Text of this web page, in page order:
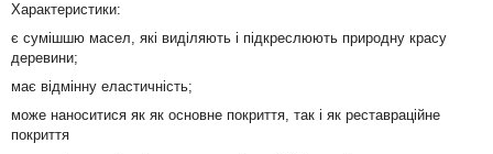
Характеристики:
є сумішшю масел, які виділяють і підкреслюють природну красу
деревини;
має відмінну еластичність;
може наноситися як як основне покриття, так і як реставраційне
покриття